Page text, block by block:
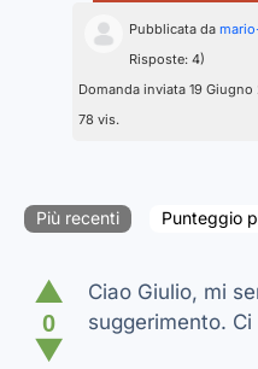
Pubblicata da
Risposte: 4)
Domanda inviata 19 Giugno
78 vis.
Più recenti Punteggio
▲
0
▼
Ciao Giulio, mi
suggerimento.